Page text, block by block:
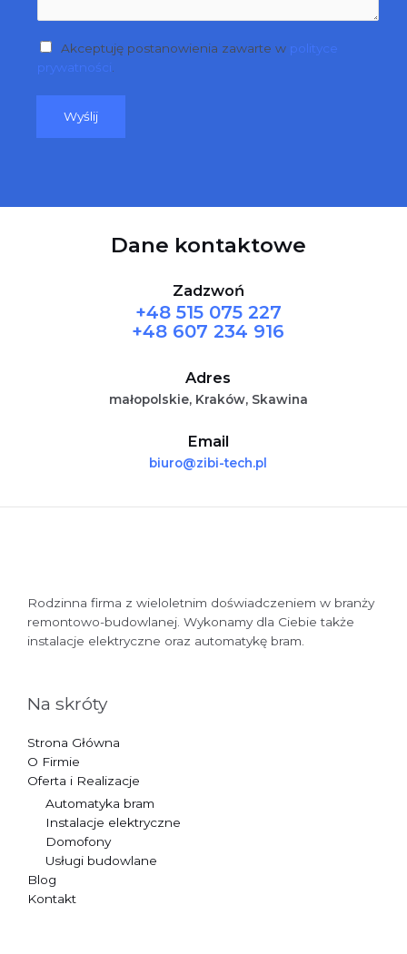
Dane kontaktowe
Zadzwoń
+48 515 075 227
+48 607 234 916
Adres
małopolskie, Kraków, Skawina
Email
biuro@zibi-tech.pl
Akceptuję postanowienia zawarte w polityce
prywatności.
Wyślij
Rodzinna firma z wieloletnim doświadczeniem w branży
remontowo-budowlanej. Wykonamy dla Ciebie także
instalacje elektryczne oraz automatykę bram.
Na skróty
Strona Główna
O Firmie
Oferta i Realizacje
Automatyka bram
Instalacje elektryczne
Domofony
Usługi budowlane
Blog
Kontakt